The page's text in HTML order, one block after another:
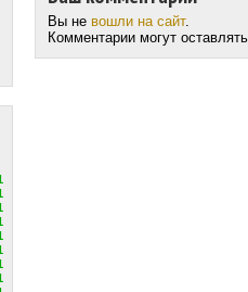
Вы не вошли на сайт.
Комментарии могут